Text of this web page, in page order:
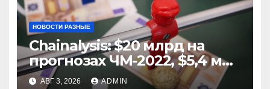
НОВОСТИ РАЗНЫЕ
Chainalysis: $20 млрд на
прогнозах ЧМ-2022, $5,4 млн
из них незаконные
АВГ 3, 2026 ADMIN